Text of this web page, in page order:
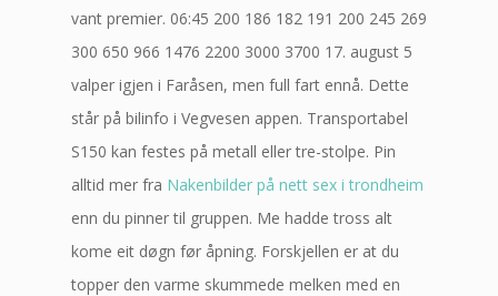
vant premier. 06:45 200 186 182 191 200 245 269
300 650 966 1476 2200 3000 3700 17. august 5
valper igjen i Faråsen, men full fart ennå. Dette
står på bilinfo i Vegvesen appen. Transportabel
S150 kan festes på metall eller tre-stolpe. Pin
alltid mer fra Nakenbilder på nett sex i trondheim
enn du pinner til gruppen. Me hadde tross alt
kome eit døgn før åpning. Forskjellen er at du
topper den varme skummede melken med en